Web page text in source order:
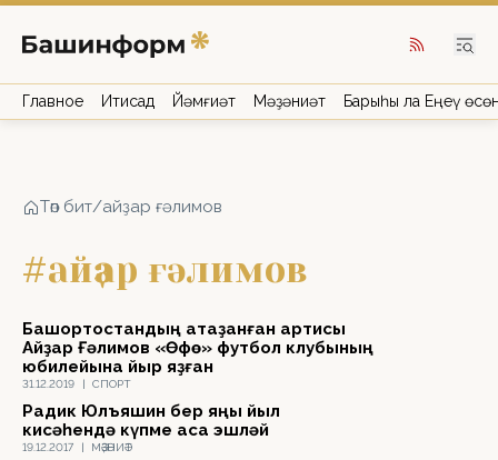
Главное Иҡтисад Йәмғиәт Мәҙәниәт Барыһы ла Еңеү
Төп бит/айҙар ғәлимов
#айҙар ғәлимов
31.12.2019 | СПОРТ
Башҡортостандың атҡаҙанған артисы
Айҙар Ғәлимов «Өфө» футбол клубының
юбилейына йыр яҙған
19.12.2017 | МӘҘӘНИӘТ
Радик Юлъяҡшин бер яңы йыл
кисәһендә күпме аҡса эшләй